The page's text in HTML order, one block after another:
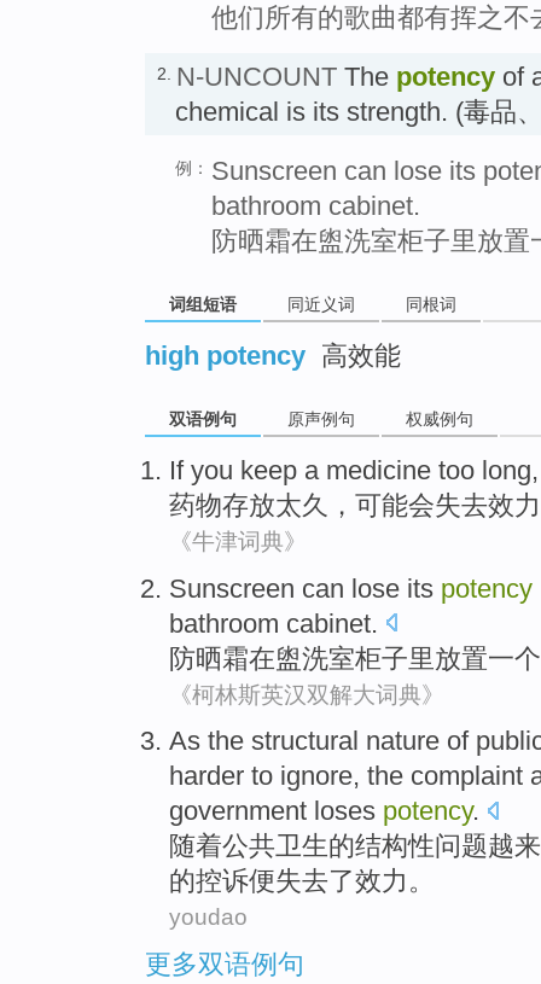
他们所有的歌曲都有挥之不
2. N-UNCOUNT The potency of
chemical is its strength. (毒品
例： Sunscreen can lose its
bathroom cabinet.
防晒霜在盥洗室柜子里放
词组短语 同近义词 同根词
high potency 高效能
双语例句 原声例句 权威例句
If you keep a medicine too long
药物存放太久 ， 可能会失去效力
《牛津词典》
Sunscreen can lose its potency
bathroom cabinet.
防晒霜在盥洗室柜子里放置一个
《柯林斯英汉双解大词典》
As the structural nature of
harder to ignore, the complaint
government loses potency.
随着公共卫生的结构性问题越
的控诉便失去了效力 。
youdao
更多双语例句